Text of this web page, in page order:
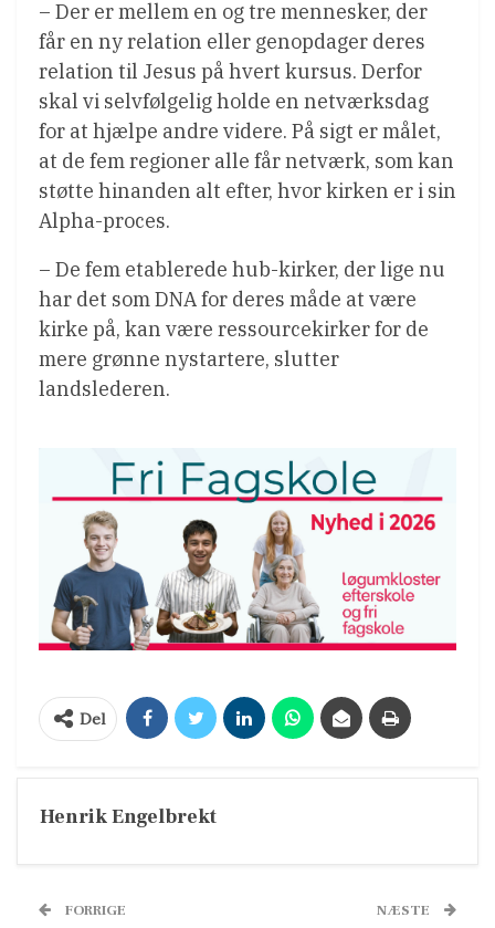
– Der er mellem en og tre mennesker, der
får en ny relation eller genopdager deres
relation til Jesus på hvert kursus. Derfor
skal vi selvfølgelig holde en netværksdag
for at hjælpe andre videre. På sigt er målet,
at de fem regioner alle får netværk, som kan
støtte hinanden alt efter, hvor kirken er i sin
Alpha-proces.
– De fem etablerede hub-kirker, der lige nu
har det som DNA for deres måde at være
kirke på, kan være ressourcekirker for de
mere grønne nystartere, slutter
landslederen.
Del
Henrik Engelbrekt
FORRIGE NÆSTE